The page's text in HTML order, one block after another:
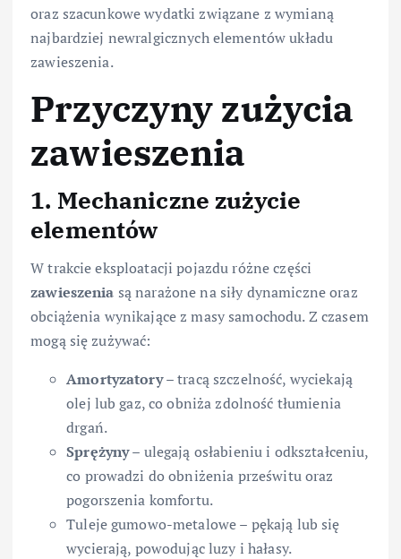
oraz szacunkowe wydatki związane z wymianą
najbardziej newralgicznych elementów układu
zawieszenia.
Przyczyny zużycia
zawieszenia
1. Mechaniczne zużycie
elementów
W trakcie eksploatacji pojazdu różne części
zawieszenia są narażone na siły dynamiczne oraz
obciążenia wynikające z masy samochodu. Z czasem
mogą się zużywać:
Amortyzatory– tracą szczelność, wyciekają
olej lub gaz, co obniża zdolność tłumienia
drgań.
Sprężyny– ulegają osłabieniu i odkształceniu,
co prowadzi do obniżenia prześwitu oraz
pogorszenia komfortu.
Tuleje gumowo-metalowe – pękają lub się
wycierają, powodując luzy i hałasy.